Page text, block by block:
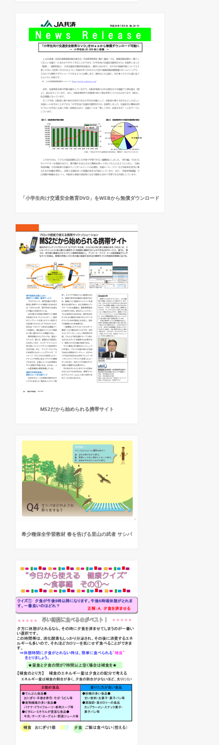
「小学生向け交通安全教育DVD」をWEBから無償ダウンロード
MS2だから始められる携帯サイト
希少種保全学習教材 春を告げる里山の武者 サシバ